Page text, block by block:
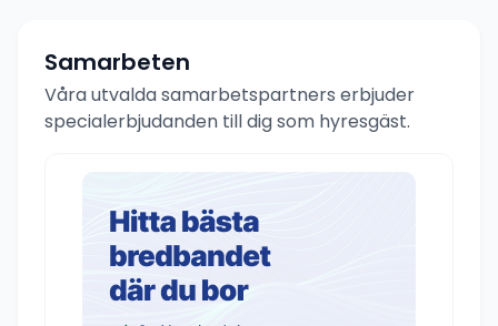
Samarbeten
Våra utvalda samarbetspartners erbjuder
specialerbjudanden till dig som hyresgäst.